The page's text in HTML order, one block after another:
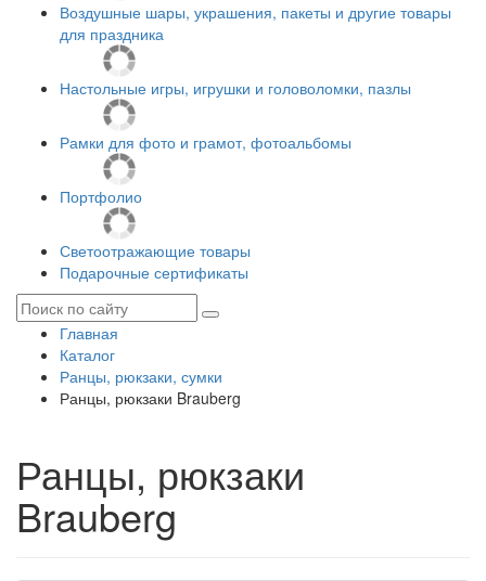
Воздушные шары, украшения, пакеты и другие товары
для праздника
Настольные игры, игрушки и головоломки, пазлы
Рамки для фото и грамот, фотоальбомы
Портфолио
Светоотражающие товары
Подарочные сертификаты
Главная
Каталог
Ранцы, рюкзаки, сумки
Ранцы, рюкзаки Brauberg
Ранцы, рюкзаки
Brauberg